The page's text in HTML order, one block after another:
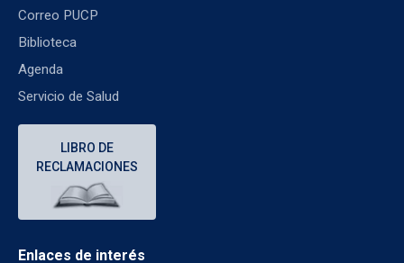
Correo PUCP
Biblioteca
Agenda
Servicio de Salud
LIBRO DE
RECLAMACIONES
Enlaces de interés